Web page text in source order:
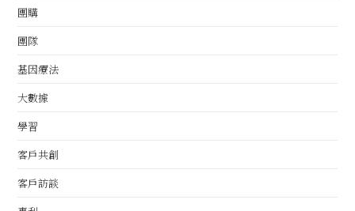
團購
團隊
基因療法
大數據
學習
客戶共創
客戶訪談